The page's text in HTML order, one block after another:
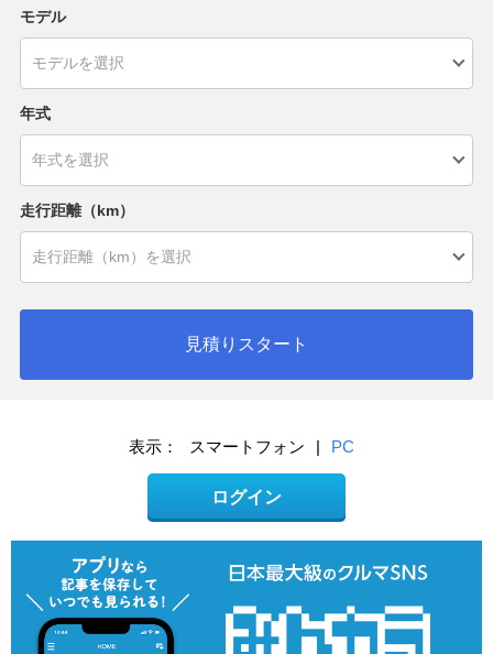
モデル
年式
走行距離（km）
見積りスタート
表示： スマートフォン | PC
ログイン